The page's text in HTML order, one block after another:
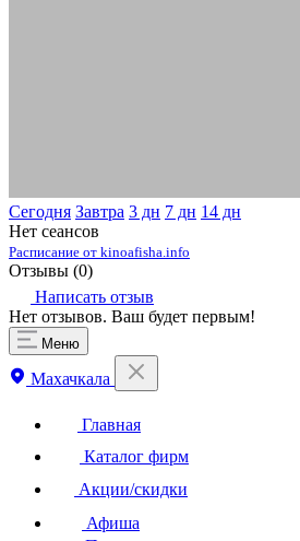
Сегодня Завтра 3 дн 7 дн 14 дн
Нет сеансов
Расписание от kinoafisha.info
Отзывы (0)
Написать отзыв
Нет отзывов. Ваш будет первым!
Меню
Махачкала
Главная
Каталог фирм
Акции/скидки
Афиша